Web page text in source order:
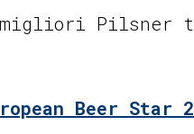
Pilsner
Beer Star